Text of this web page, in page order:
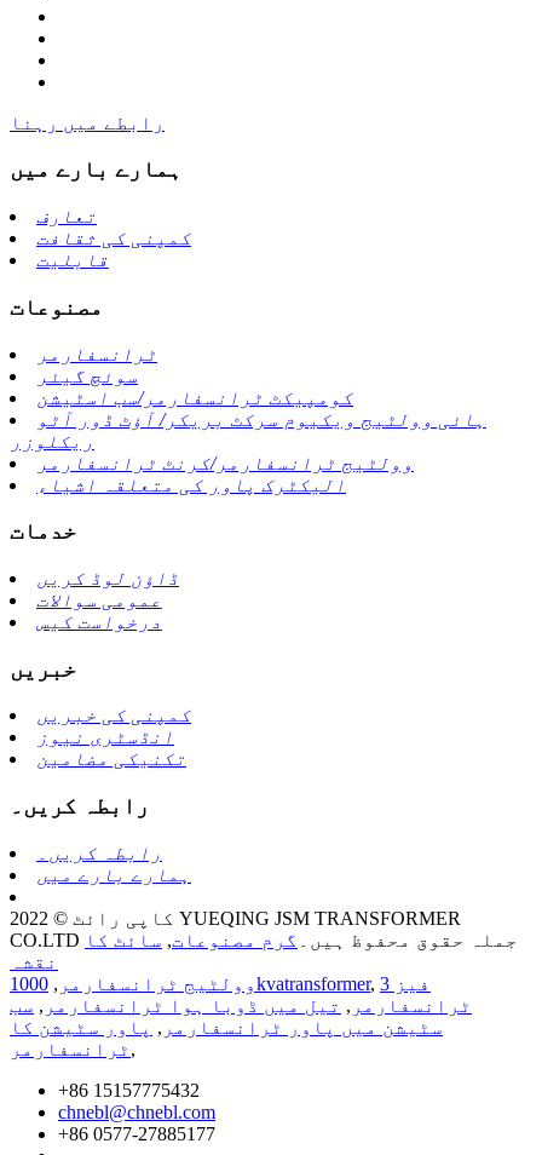
رابطے میں رہنا
ہمارے بارے میں
تعارف
کمپنی کی ثقافت
قابلیت
مصنوعات
ٹرانسفارمر
سوئچ گیئر
کومپیکٹ ٹرانسفارمر/سب اسٹیشن
ہائی وولٹیج ویکیوم سرکٹ بریکر/ آؤٹ ڈور آٹو
ریکلوزر
وولٹیج ٹرانسفارمر/کرنٹ ٹرانسفارمر
الیکٹرک پاور کی متعلقہ اشیاء
خدمات
ڈاؤن لوڈ کریں
عمومی سوالات
درخواست کیس
خبریں
کمپنی کی خبریں
انڈسٹری نیوز
تکنیکی مضامین
رابطہ کریں۔
رابطہ کریں۔
ہمارے بارے میں
کاپی رائٹ © 2022 YUEQING JSM TRANSFORMER
CO.LTD جملہ حقوق محفوظ ہیں۔
گرم مصنوعات, سائٹ کا
نقشہ
وولٹیج ٹرانسفارمر , 1000kvatransformer, 3 فیز
ٹرانسفارمر , تیل میں ڈوبا ہوا ٹرانسفارمر , سب
سٹیشن میں پاور ٹرانسفارمر , پاور سٹیشن کا
ٹرانسفارمر ,
+86 15157775432
chnebl@chnebl.com
+86 0577-27885177